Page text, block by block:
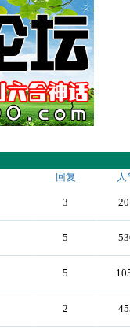
回复 人
3
5
5
2